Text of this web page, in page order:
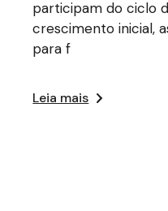
participam do ciclo
crescimento inicial,
para f
Leia mais